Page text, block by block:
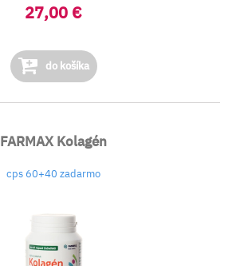
27,00 €
do košíka
FARMAX Kolagén
cps 60+40 zadarmo